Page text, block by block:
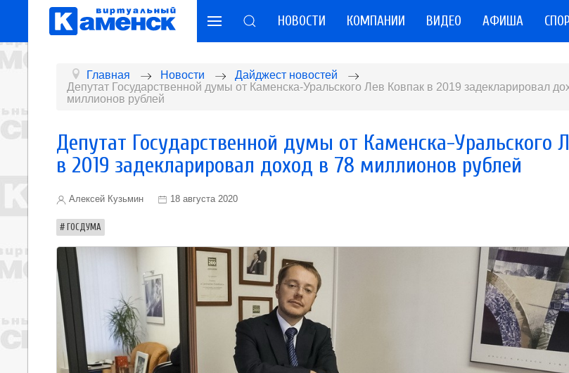
НОВОСТИ КОМПАНИИ ВИДЕО АФИША
Главная Новости
Дайджест новостей
Депутат Государственной думы от Каменска-Уральского Лев Ковпак в 2019 задекларировал
миллионов рублей
Депутат Государственной думы от Каменска-Уральского
в 2019 задекларировал доход в 78 миллионов рублей
Алексей Кузьмин 18 августа 2020
ГОСДУМА